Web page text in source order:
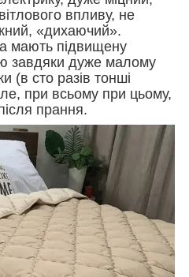
впливу, не
«дихаючий».
мають підвищену
завдяки дуже малому
(в сто разів тонші
при всьому при цьому,
прання.